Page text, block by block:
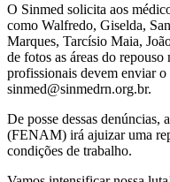
O Sinmed solicita aos
como Walfredo, Giselda,
Marques, Tarcísio Maia,
de fotos as áreas do
profissionais devem enviar o
sinmed@sinmedrn.org.br.
De posse dessas denúncias,
(FENAM) irá ajuizar uma
condições de trabalho.